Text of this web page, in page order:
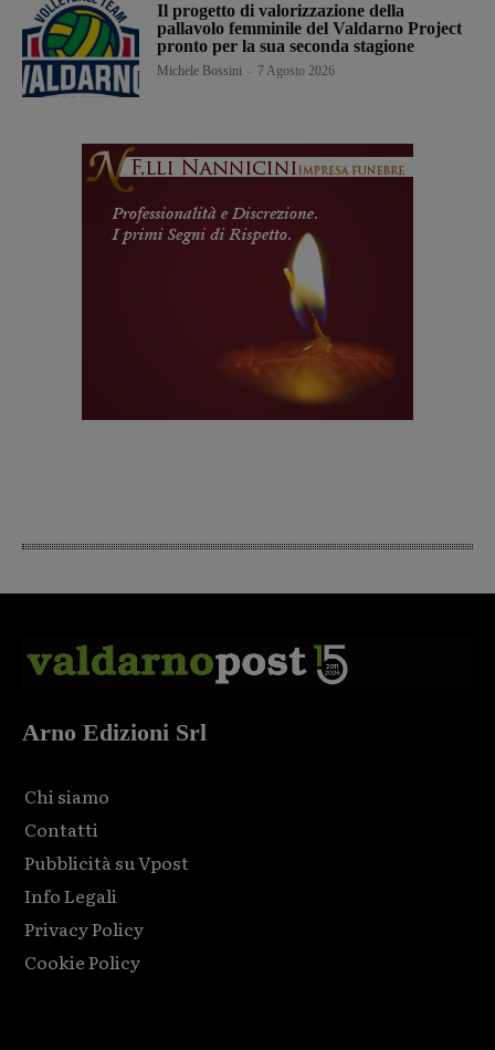
Il progetto di valorizzazione della
pallavolo femminile del Valdarno Project
pronto per la sua seconda stagione
Michele Bossini 7 Agosto 2026
Arno Edizioni Srl
Chi siamo
Contatti
Pubblicità su Vpost
Info Legali
Privacy Policy
Cookie Policy